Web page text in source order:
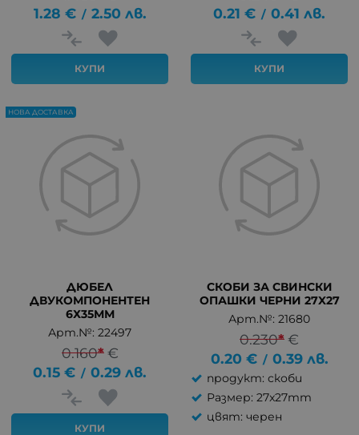
1.28 € / 2.50 лв.
КУПИ
0.21 € / 0.41 лв.
КУПИ
ДЮБЕЛ
ДВУКОМПОНЕНТЕН
6Х35ММ
Арт.№: 22497
0.160* €
0.15 € / 0.29 лв.
КУПИ
НОВА ДОСТАВКА
СКОБИ ЗА СВИНСКИ
ОПАШКИ ЧЕРНИ 27X27
Арт.№: 21680
0.230*€
0.20 € / 0.39 лв.
продукт: скоби
Размер: 27x27mm
цвят: черен